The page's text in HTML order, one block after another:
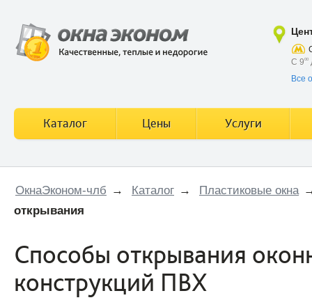
ОкнаЭконом-члб → Каталог → Пластиковые окна
открывания
Способы открывания
конструкций ПВХ
С 900
Все
Каталог Цены Услуги